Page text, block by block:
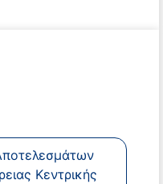
Κεντρικής